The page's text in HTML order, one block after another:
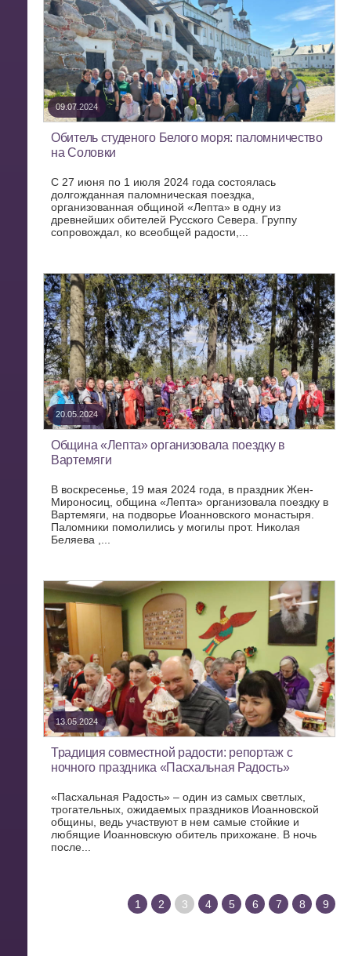
09.07.2024
Обитель студеного Белого моря: паломничество
на Соловки
С 27 июня по 1 июля 2024 года состоялась
долгожданная паломническая поездка,
организованная общиной «Лепта» в одну из
древнейших обителей Русского Севера. Группу
сопровождал, ко всеобщей радости,...
20.05.2024
Община «Лепта» организовала поездку в
Вартемяги
В воскресенье, 19 мая 2024 года, в праздник Жен-
Мироносиц, община «Лепта» организовала поездку в
Вартемяги, на подворье Иоанновского монастыря.
Паломники помолились у могилы прот. Николая
Беляева ,...
13.05.2024
Традиция совместной радости: репортаж с
ночного праздника «Пасхальная Радость»
«Пасхальная Радость» – один из самых светлых,
трогательных, ожидаемых праздников Иоанновской
общины, ведь участвуют в нем самые стойкие и
любящие Иоанновскую обитель прихожане. В ночь
после...
1 2 3 4 5 6 7 8 9